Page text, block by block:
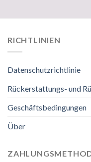
RICHTLINIEN
Datenschutzrichtlinie
Rückerstattungs- und
Geschäftsbedingungen
Über